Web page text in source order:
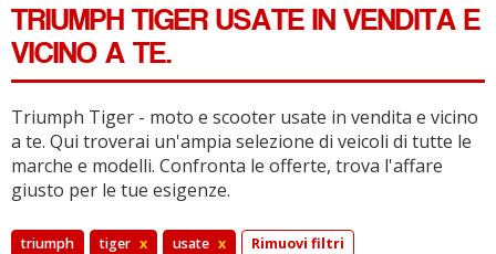
TRIUMPH TIGER USATE IN VENDITA E
VICINO A TE.
Triumph Tiger - moto e scooter usate in vendita e vicino
a te. Qui troverai un'ampia selezione di veicoli di tutte le
marche e modelli. Confronta le offerte, trova l'affare
giusto per le tue esigenze.
triumph tiger x usate x Rimuovi filtri